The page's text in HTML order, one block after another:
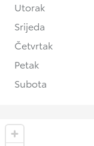
Utorak
Srijeda
Četvrtak
Petak
Subota